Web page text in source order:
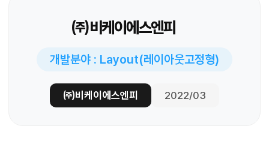
㈜비케이에스엔피
개발분야 : Layout(레이아웃고정형)
㈜비케이에스엔피 2022/03